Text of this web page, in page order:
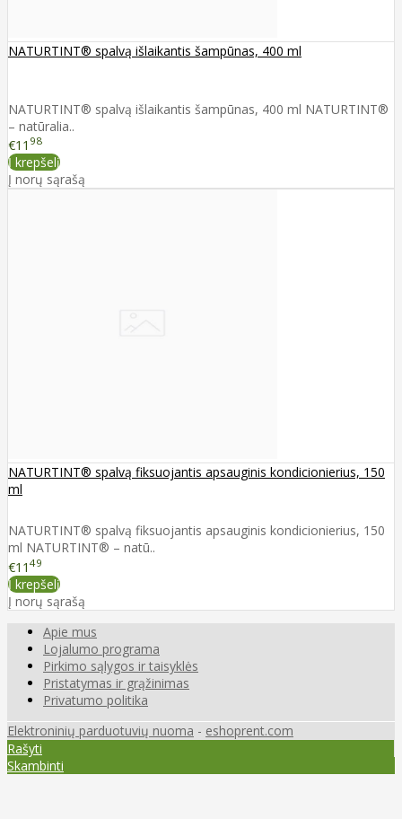
NATURTINT® spalvą išlaikantis šampūnas, 400 ml
NATURTINT® spalvą išlaikantis šampūnas, 400 ml NATURTINT®
– natūralia..
€11 98
Į krepšelį
Į norų sąrašą
NATURTINT® spalvą fiksuojantis apsauginis kondicionierius, 150
ml
NATURTINT® spalvą fiksuojantis apsauginis kondicionierius, 150
ml NATURTINT® – natū..
€11 49
Į krepšelį
Į norų sąrašą
Apie mus
Lojalumo programa
Pirkimo sąlygos ir taisyklės
Pristatymas ir grąžinimas
Privatumo politika
Elektroninių parduotuvių nuoma - eshoprent.com
Rašyti
Skambinti